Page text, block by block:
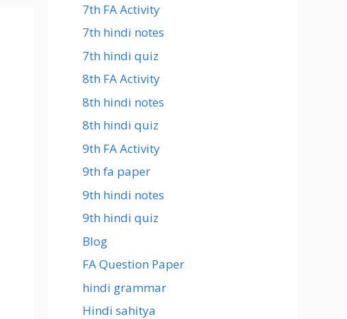
7th FA Activity
7th hindi notes
7th hindi quiz
8th FA Activity
8th hindi notes
8th hindi quiz
9th FA Activity
9th fa paper
9th hindi notes
9th hindi quiz
Blog
FA Question Paper
hindi grammar
Hindi sahitya